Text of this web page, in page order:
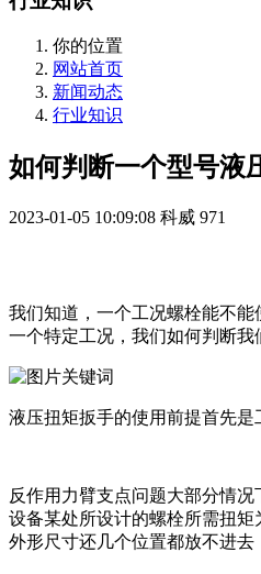
你的位置
网站首页
新闻动态
行业知识
如何判断一个型号液
2023-01-05 10:09:08 科威 971
我们知道，一个工况螺栓能不
一个特定工况，我们如何判断
液压扭矩扳手的使用前提首先
反作用力臂支点问题大部分情
设备某处所设计的螺栓所需扭
外形尺寸还几个位置都放不进